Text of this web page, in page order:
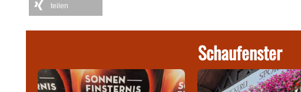
teilen
Schaufenster